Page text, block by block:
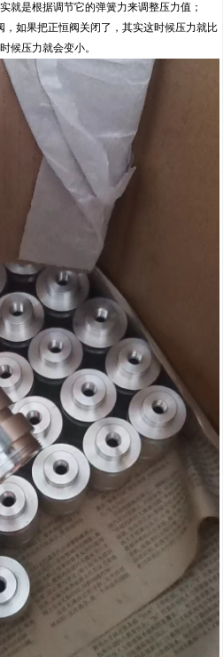
就是根据调节它的弹簧力来调整压力值；
如果把正恒阀关闭了，其实这时候压力就比
候压力就会变小。